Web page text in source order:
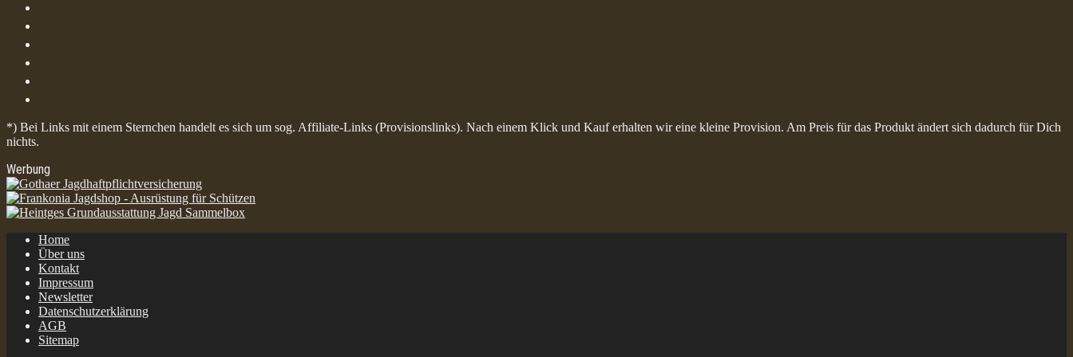
*) Bei Links mit einem Sternchen handelt es sich um sog. Affiliate-Links (Provisionslinks). Nach einem Klick und Kauf erhalten wir eine kleine Provision. Am Preis für das Produkt ändert sich dadurch für Dich
nichts.
Werbung
Home
Über uns
Kontakt
Impressum
Newsletter
Datenschutzerklärung
AGB
Sitemap